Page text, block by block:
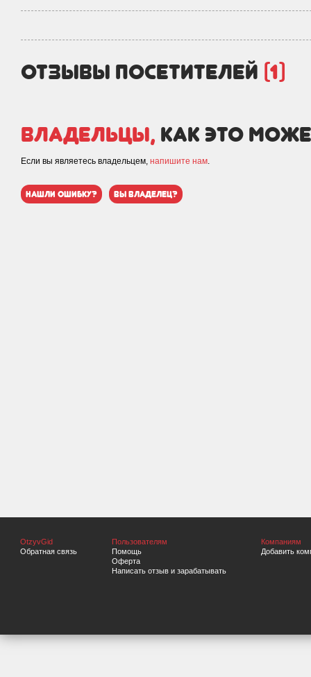
отзывы посетителей (1)
Владельцы, как это
Если вы являетесь владельцем, напишите нам.
нашли ошибку? вы владелец?
OtzyvGid
Обратная связь
Пользователям
Помощь
Оферта
Написать отзыв и зарабатывать
Компаниям
Добавить